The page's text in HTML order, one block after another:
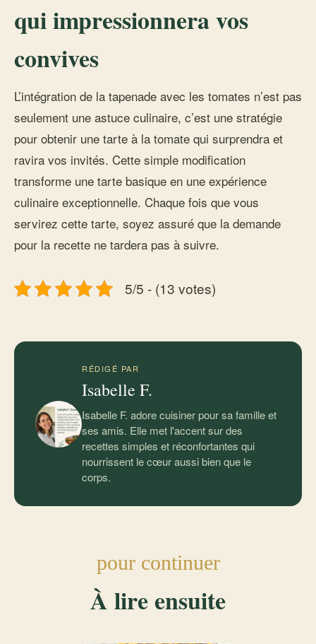
qui impressionnera vos
convives
L’intégration de la tapenade avec les tomates n’est pas
seulement une astuce culinaire, c’est une stratégie
pour obtenir une tarte à la tomate qui surprendra et
ravira vos invités. Cette simple modification
transforme une tarte basique en une expérience
culinaire exceptionnelle. Chaque fois que vous
servirez cette tarte, soyez assuré que la demande
pour la recette ne tardera pas à suivre.
5/5 - (13 votes)
RÉDIGÉ PAR
Isabelle F.
Isabelle F. adore cuisiner pour sa famille et
ses amis. Elle met l'accent sur des
recettes simples et réconfortantes qui
nourrissent le cœur aussi bien que le
corps.
pour continuer
À lire ensuite